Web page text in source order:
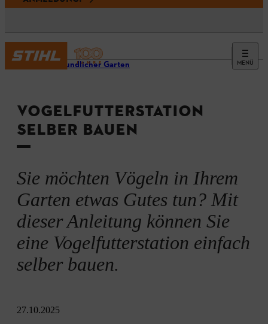
MENÜ
Tierfreundlicher Garten
VOGELFUTTERSTATION
SELBER BAUEN
Sie möchten Vögeln in Ihrem
Garten etwas Gutes tun? Mit
dieser Anleitung können Sie
eine Vogelfutterstation einfach
selber bauen.
27.10.2025